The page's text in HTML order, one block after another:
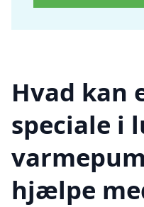
Hvad kan
speciale i
hjælpe